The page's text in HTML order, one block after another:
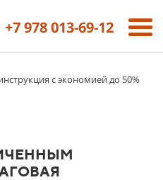
+7 978 013-69-12
с экономией до 50%